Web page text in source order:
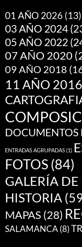
01 AÑO 2026 (13)
03 AÑO 2024
05 AÑO 2022
07 AÑO 2020
09 AÑO 2018
11 AÑO 2016
DOCUMENTOS
ENTRADAS AGRUPADAS(1)
FOTOS(84)
GALERÍA DE
HISTORIA
MAPAS (28)
SALAMANCA(8)